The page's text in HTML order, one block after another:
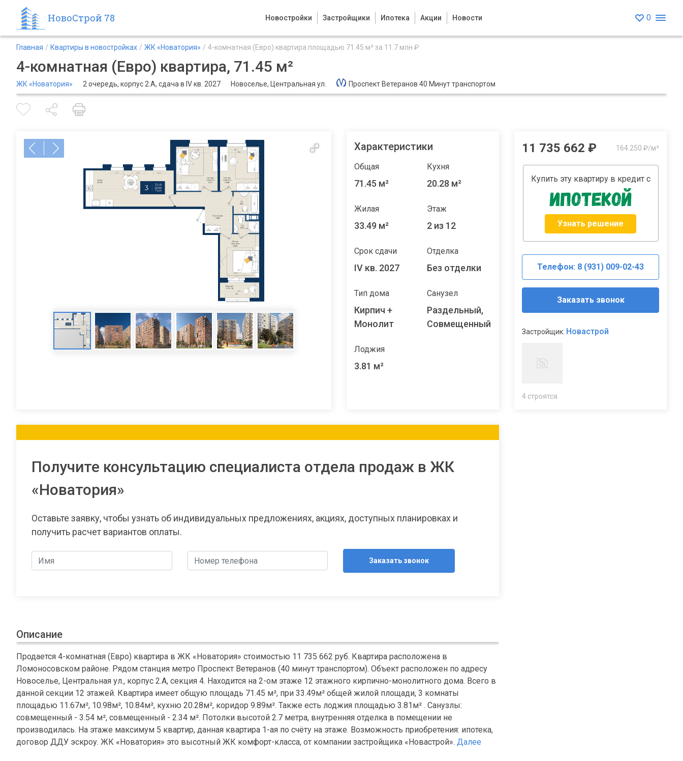
НовоСтрой 78 Новостройки Застройщики Ипотека Акции Новости 0
Главная Квартиры в новостройках ЖК «Новатория» 4-комнатная (Евро) квартира площадью 71.45 м² за 11.7 млн ₽
4-комнатная (Евро) квартира, 71.45 м²
ЖК «Новатория» 2 очередь, корпус 2.А, сдача в IV кв. 2027 Новоселье, Центральная ул. Проспект Ветеранов 40 Минут транспортом
Характеристики
Общая
71.45 м²
Кухня
20.28 м²
Жилая
33.49 м²
Этаж
2 из 12
Срок сдачи
IV кв. 2027
Отделка
Без отделки
Тип дома
Кирпич +
Монолит
Санузел
Раздельный,
Совмещенный
Лоджия
3.81 м²
11 735 662 ₽ 164 250 ₽/м²
Купить эту квартиру в кредит с
Узнать решение
Телефон: 8 (931) 009-02-43
Заказать звонок
Застройщик: Новастрой
4 строятся
Получите консультацию специалиста отдела продаж в ЖК
«Новатория»
Оставьте заявку, чтобы узнать об индивидуальных предложениях, акциях, доступных планировках и
получить расчет вариантов оплаты.
Заказать звонок
Описание
Продается 4-комнатная (Евро) квартира в ЖК «Новатория» стоимостью 11 735 662 руб. Квартира расположена в
Ломоносовском районе. Рядом станция метро Проспект Ветеранов (40 минут транспортом). Объект расположен по адресу
Новоселье, Центральная ул., корпус 2.А, секция 4. Находится на 2-ом этаже 12 этажного кирпично-монолитного дома. Всего в
данной секции 12 этажей. Квартира имеет общую площадь 71.45 м², при 33.49м² общей жилой площади, 3 комнаты
площадью 11.67м², 10.98м², 10.84м², кухню 20.28м², коридор 9.89м². Также есть лоджия площадью 3.81м² . Санузлы:
совмещенный - 3.54 м², совмещенный - 2.34 м². Потолки высотой 2.7 метра, внутренняя отделка в помещении не
производилась. На этаже максимум 5 квартир, данная квартира 1-ая по счёту на этаже. Возможность приобретения: ипотека,
договор ДДУ эскроу. ЖК «Новатория» это высотный ЖК комфорт-класса, от компании застройщика «Новастрой». Далее